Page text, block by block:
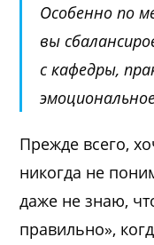
Особенно по
вы
с кафедры,
Прежде всего,
никогда не
даже не знаю,
правильно»,